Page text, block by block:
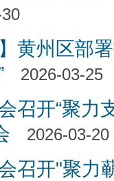
黄州区部
2026-03-25
召开“聚力
2026-03-20
召开"聚力